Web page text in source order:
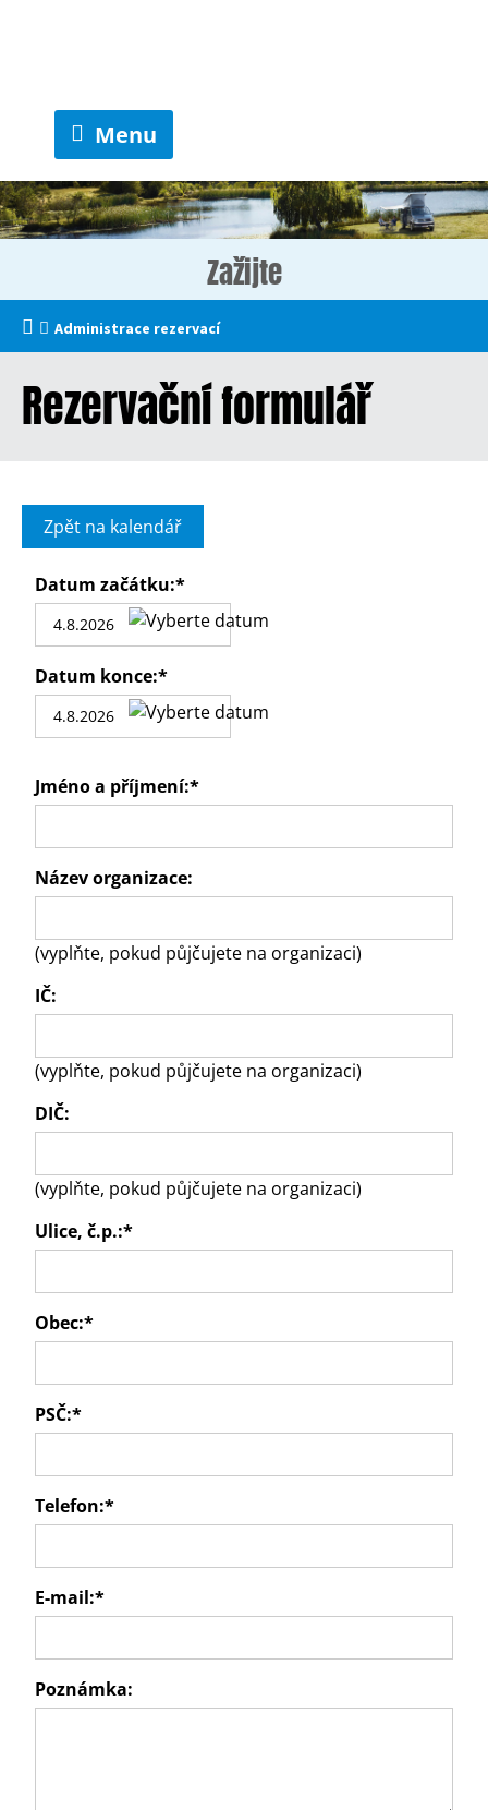
Menu
Zažijte
Administrace rezervací
Rezervační formulář
Zpět na kalendář
Datum začátku:*
Datum konce:*
Jméno a příjmení:*
Název organizace:
(vyplňte, pokud půjčujete na organizaci)
IČ:
(vyplňte, pokud půjčujete na organizaci)
DIČ:
(vyplňte, pokud půjčujete na organizaci)
Ulice, č.p.:*
Obec:*
PSČ:*
Telefon:*
E-mail:*
Poznámka: